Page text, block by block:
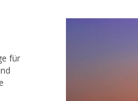
für